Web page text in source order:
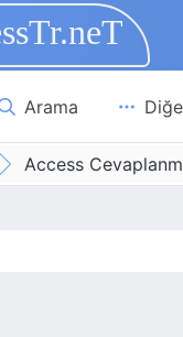
Arama
Access